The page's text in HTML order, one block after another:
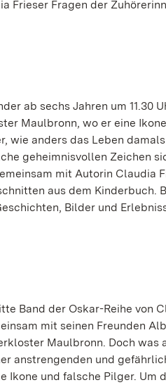
Frieser Fragen der
ab sechs Jahren um 11.30
Maulbronn, wo er eine
wie anders das Leben
geheimnisvollen Zeichen
mit Autorin Claudia
aus dem Kinderbuch.
Bilder und
Band der Oskar-Reihe von
mit seinen Freunden
Maulbronn. Doch was
anstrengenden und
und falsche Pilger. Um